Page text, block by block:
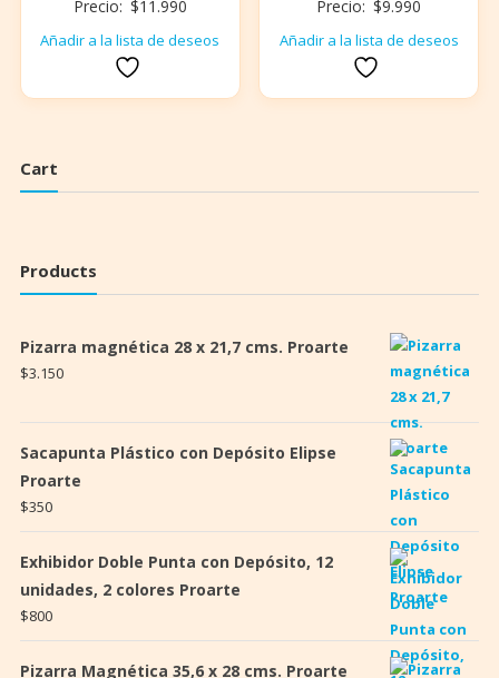
Precio: $11.990
Añadir a la lista de deseos
Precio: $9.990
Añadir a la lista de deseos
Cart
Products
Pizarra magnética 28 x 21,7 cms. Proarte
$3.150
Sacapunta Plástico con Depósito Elipse
Proarte
$350
Exhibidor Doble Punta con Depósito, 12
unidades, 2 colores Proarte
$800
Pizarra Magnética 35,6 x 28 cms. Proarte